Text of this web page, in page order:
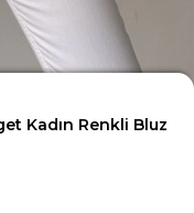
Kadın Renkli Bluz